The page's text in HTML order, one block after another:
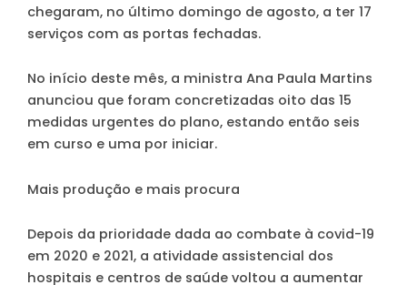
chegaram, no último domingo de agosto, a ter 17
serviços com as portas fechadas.
No início deste mês, a ministra Ana Paula Martins
anunciou que foram concretizadas oito das 15
medidas urgentes do plano, estando então seis
em curso e uma por iniciar.
Mais produção e mais procura
Depois da prioridade dada ao combate à covid-19
em 2020 e 2021, a atividade assistencial dos
hospitais e centros de saúde voltou a aumentar